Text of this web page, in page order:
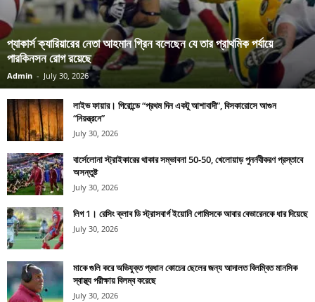
প্যাকার্স ক্যারিয়ারের নেতা আহমান গ্রিন বলেছেন যে তার প্রাথমিক পর্যায়ে
পারকিনসন রোগ রয়েছে
Admin - July 30, 2026
লাইভ ফায়ার। গিরোন্ডে “প্রথম দিন একটু আশাবাদী”, বিসকারোসে আগুন
“নিয়ন্ত্রনে”
July 30, 2026
বার্সেলোনা স্ট্রাইকারের থাকার সম্ভাবনা 50-50, খেলোয়াড় পুনর্নবীকরণ প্রস্তাবে
অসন্তুষ্ট
July 30, 2026
লিগ 1। রেসিং ক্লাব ডি স্ট্রাসবার্গ ইয়োনি গোমিসকে আবার বেভারেনকে ধার দিয়েছে
July 30, 2026
মাকে গুলি করে অভিযুক্ত প্রধান কোচের ছেলের জন্য আদালত বিলম্বিত মানসিক
স্বাস্থ্য পরীক্ষায় বিলম্ব করেছে
July 30, 2026